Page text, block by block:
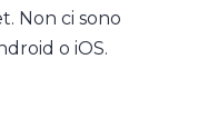
Non ci sono
o iOS.